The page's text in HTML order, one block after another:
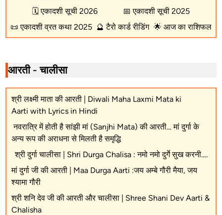
🗓️ एकादशी सूची 2026 📅 एकादशी सूची 2025
📜 एकादशी व्रत कथा 2025 🔮 टैरो कार्ड रीडिंग 🌟 आज का राशिफल
आरती - चालीसा
श्री लक्ष्मी माता की आरती | Diwali Maha Laxmi Mata ki
Aarti with Lyrics in Hindi
नवरात्रि में होती है सांझी मां (Sanjhi Mata) की आरती… मां दुर्गा के
अन्य रूप की अराधना से मिलती है समृद्धि
श्री दुर्गा चालीसा | Shri Durga Chalisa : नमो नमो दुर्गे सुख करनी….
मां दुर्गा जी की आरती | Maa Durga Aarti :जय अम्बे गौरी मैया, जय
श्यामा गौरी
श्री शनि देव जी की आरती और चालीसा | Shree Shani Dev Aarti &
Chalisha